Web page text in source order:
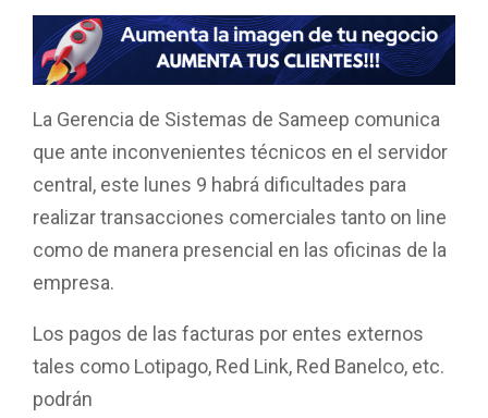
a
ce
b
o
o
k
h
at
s
A
p
p
wi
tt
er
m
ail
o
m
p
ar
tir
La Gerencia de Sistemas de Sameep comunica
que ante inconvenientes técnicos en el servidor
central, este lunes 9 habrá dificultades para
realizar transacciones comerciales tanto on line
como de manera presencial en las oficinas de la
empresa.
Los pagos de las facturas por entes externos
tales como Lotipago, Red Link, Red Banelco, etc.
podrán